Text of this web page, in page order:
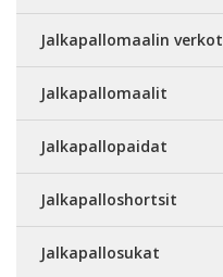
Jalkapallomaalin verkot
Jalkapallomaalit
Jalkapallopaidat
Jalkapalloshortsit
Jalkapallosukat